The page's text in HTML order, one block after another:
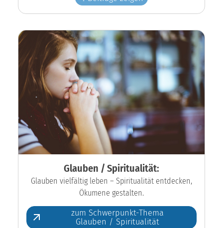
Glauben / Spiritualität:
Glauben vielfältig leben – Spiritualität entdecken,
Ökumene gestalten.
zum Schwerpunkt-Thema
Glauben / Spiritualität